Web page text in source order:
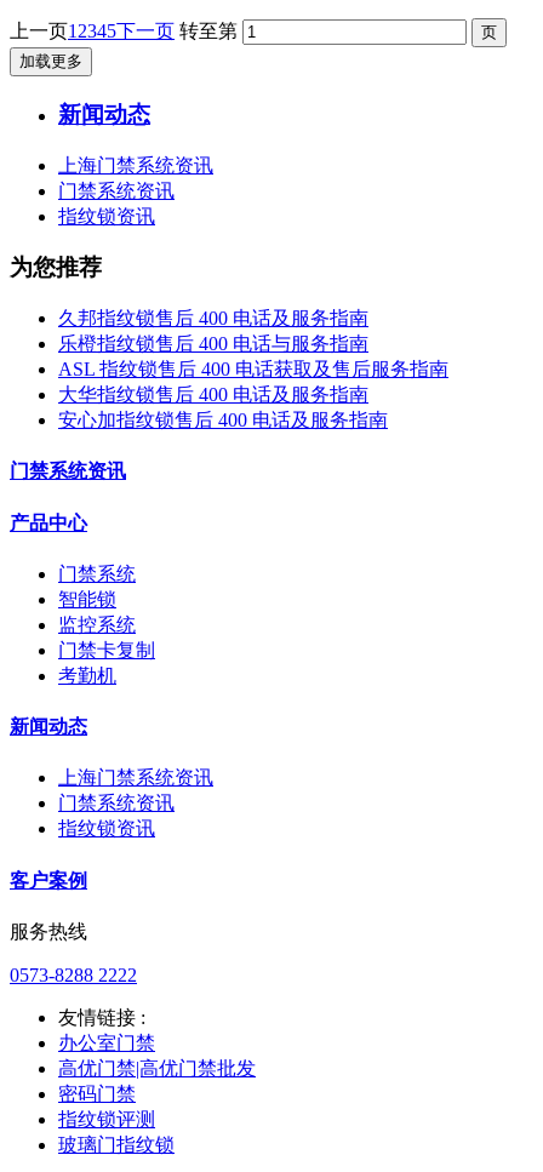
上一页1 2345下一页 转至第
加载更多
新闻动态
上海门禁系统资讯
门禁系统资讯
指纹锁资讯
为您推荐
久邦指纹锁售后 400 电话及服务指南
乐橙指纹锁售后 400 电话与服务指南
ASL 指纹锁售后 400 电话获取及售后服务指南
大华指纹锁售后 400 电话及服务指南
安心加指纹锁售后 400 电话及服务指南
门禁系统资讯
产品中心
门禁系统
智能锁
监控系统
门禁卡复制
考勤机
新闻动态
上海门禁系统资讯
门禁系统资讯
指纹锁资讯
客户案例
服务热线
0573-8288 2222
友情链接 :
办公室门禁
高优门禁|高优门禁批发
密码门禁
指纹锁评测
玻璃门指纹锁